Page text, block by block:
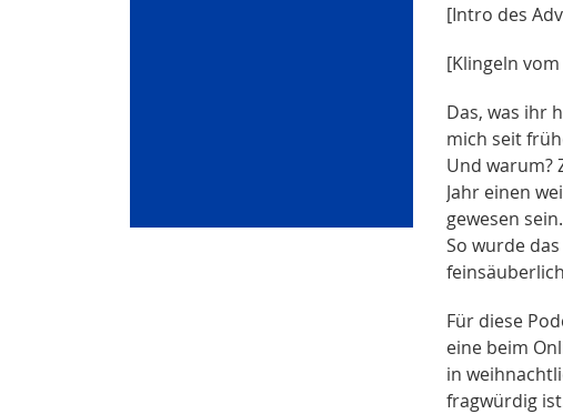
[Intro des
[Klingeln
Das, was ihr
mich seit
Und warum?
Jahr einen
gewesen
So wurde
Für diese
eine beim
in
fragwürdig